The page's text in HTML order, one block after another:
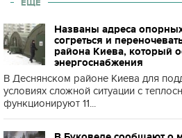
ЕЩЕ
Названы адреса
согреться и
района Киева, который
энергоснабжения
В Деснянском районе Киева для
условиях сложной ситуации с
функционируют 11...